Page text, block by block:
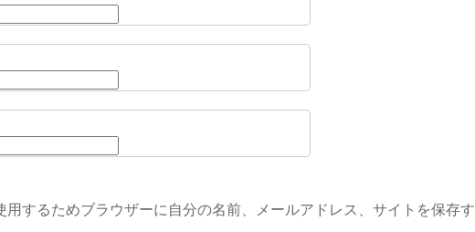
用するためブラウザーに自分の名前、メールアドレス、サイトを保存す